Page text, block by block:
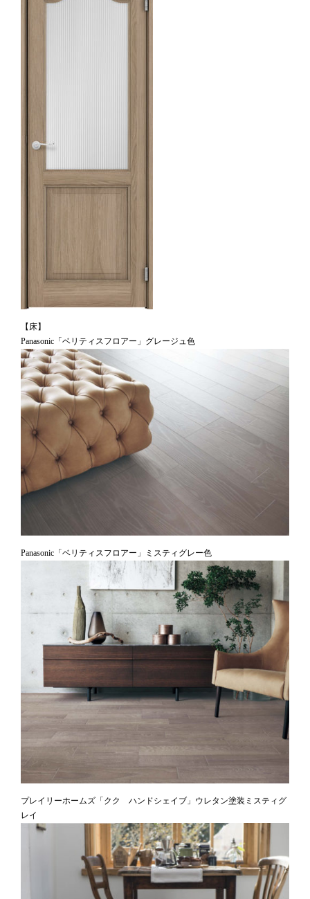
【床】
Panasonic「ベリティスフロアー」グレージュ色
Panasonic「ベリティスフロアー」ミスティグレー色
プレイリーホームズ「クク ハンドシェイブ」ウレタン塗装ミスティグ
レイ